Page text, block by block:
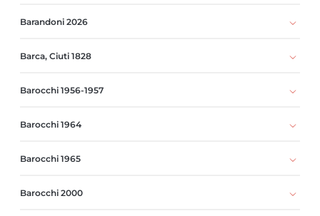
Barandoni 2026
Barca, Ciuti 1828
Barocchi 1956-1957
Barocchi 1964
Barocchi 1965
Barocchi 2000